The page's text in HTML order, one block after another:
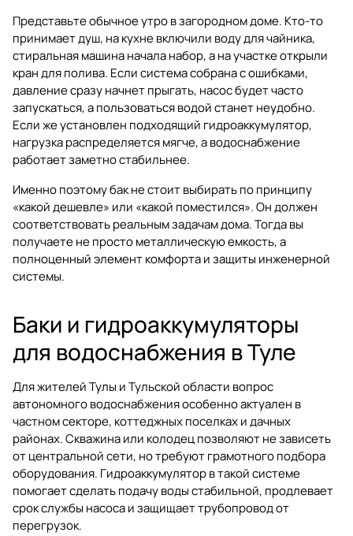
Представьте обычное утро в загородном доме. Кто-то
принимает душ, на кухне включили воду для чайника,
стиральная машина начала набор, а на участке открыли
кран для полива. Если система собрана с ошибками,
давление сразу начнет прыгать, насос будет часто
запускаться, а пользоваться водой станет неудобно.
Если же установлен подходящий гидроаккумулятор,
нагрузка распределяется мягче, а водоснабжение
работает заметно стабильнее.
Именно поэтому бак не стоит выбирать по принципу
«какой дешевле» или «какой поместился». Он должен
соответствовать реальным задачам дома. Тогда вы
получаете не просто металлическую емкость, а
полноценный элемент комфорта и защиты инженерной
системы.
Баки и гидроаккумуляторы
для водоснабжения в Туле
Для жителей Тулы и Тульской области вопрос
автономного водоснабжения особенно актуален в
частном секторе, коттеджных поселках и дачных
районах. Скважина или колодец позволяют не зависеть
от центральной сети, но требуют грамотного подбора
оборудования. Гидроаккумулятор в такой системе
помогает сделать подачу воды стабильной, продлевает
срок службы насоса и защищает трубопровод от
перегрузок.